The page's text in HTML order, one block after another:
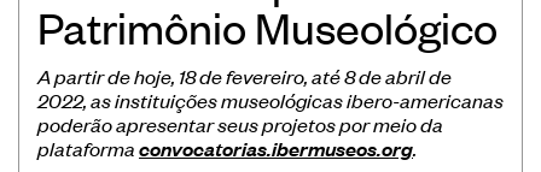
Museus
Educação
Patrimônio
Formação e Capacitação
Patrimônio Museológico
A partir de hoje, 18 de fevereiro, até 8 de abril de
2022, as instituições museológicas ibero-americanas
poderão apresentar seus projetos por meio da
plataformaconvocatorias.ibermuseos.org.